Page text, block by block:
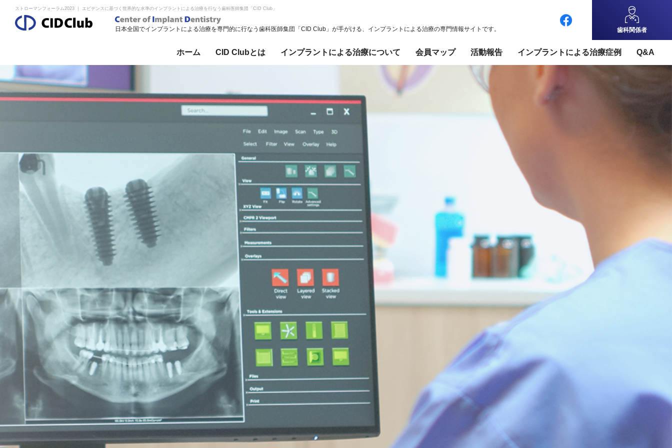
ストローマンフォーラム2023 ｜ エビデンスに基づく世界的な水準のインプラントによる治療を行なう歯科医師集団「CID Club」
日本全国でインプラントによる治療を専門的に行なう歯科医師集団「CID Club」が手がける、インプラントによる治療の専門情報サイトです。 歯科関係者
ホーム CID Clubとは インプラントによる治療について 会員マップ 活動報告 インプラントによる治療症例 Q&A